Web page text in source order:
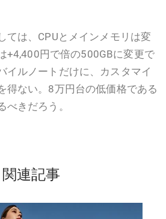
は、CPUとメインメモリは変
+4,400円で倍の500GBに変更で
イルノートだけに、カスタマイ
得ない。8万円台の低価格である
べきだろう。
関連記事